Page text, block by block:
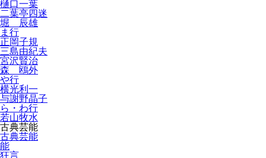
樋口一葉
二葉亭四迷
堀 辰雄
ま行
正岡子規
三島由紀夫
宮沢賢治
森 鴎外
や行
横光利一
与謝野晶子
ら・わ行
若山牧水
古典芸能
古典芸能
能
狂言